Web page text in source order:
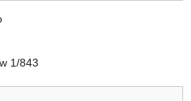
1/843